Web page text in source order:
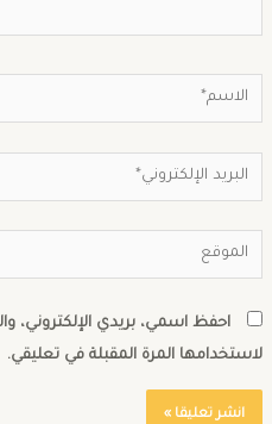
احفظ اسمي، بريدي الإلكتروني،
المرة المقبلة في تعليقي.